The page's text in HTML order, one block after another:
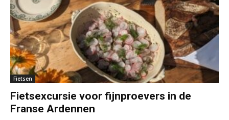
Fietsen
Fietsexcursie voor fijnproevers in de
Franse Ardennen